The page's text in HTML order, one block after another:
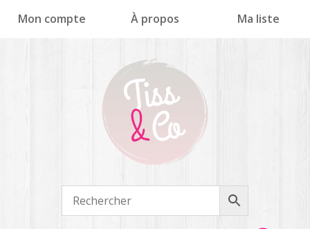
Mon compte À propos Ma liste